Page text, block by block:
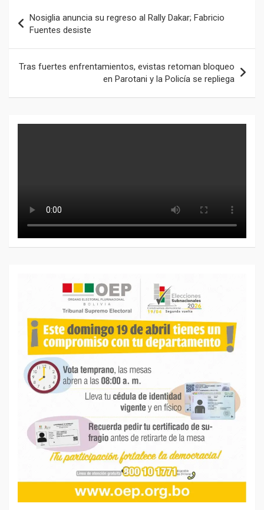
de
entradas
Nosiglia anuncia su regreso al Rally Dakar; Fabricio
Fuentes desiste
Tras fuertes enfrentamientos, evistas retoman bloqueo
en Parotani y la Policía se repliega